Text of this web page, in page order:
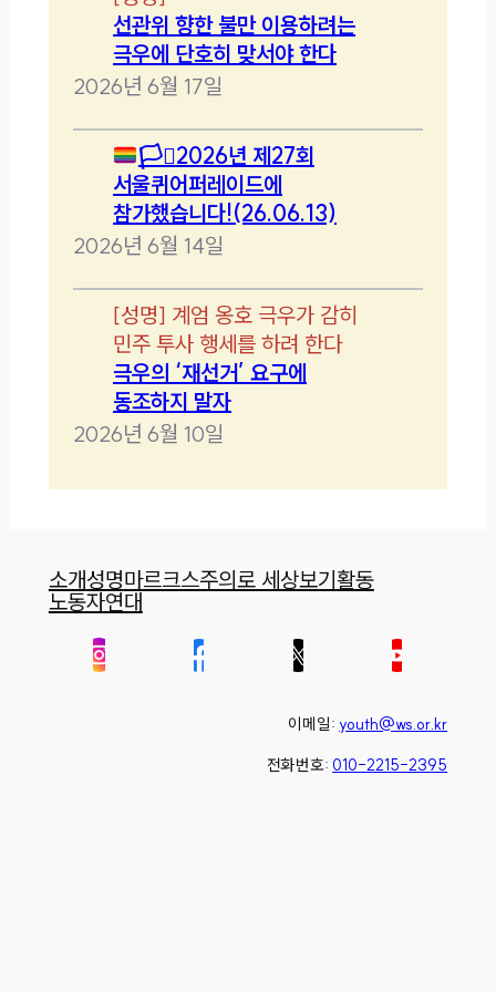
선관위 향한 불만 이용하려는
극우에 단호히 맞서야 한다
2026년 6월 17일
🏳️‍⚧️2026년 제27회
서울퀴어퍼레이드에
참가했습니다!(26.06.13)
2026년 6월 14일
[성명] 계엄 옹호 극우가 감히
민주 투사 행세를 하려 한다
극우의 ‘재선거’ 요구에
동조하지 말자
2026년 6월 10일
소개성명마르크스주의로 세상보기활동
노동자연대
이메일: youth@ws.or.kr
전화번호: 010-2215-2395